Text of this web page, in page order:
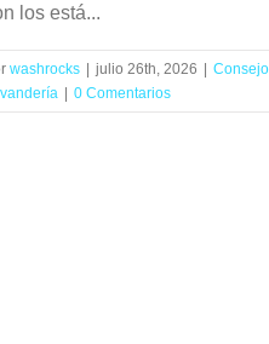
los está...
washrocks | julio 26th, 2026 |
| 0 Comentarios